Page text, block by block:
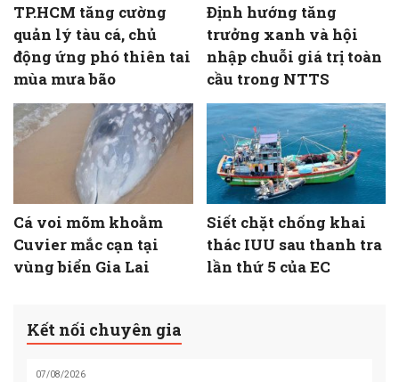
TP.HCM tăng cường
quản lý tàu cá, chủ
động ứng phó thiên tai
mùa mưa bão
Định hướng tăng
trưởng xanh và hội
nhập chuỗi giá trị toàn
cầu trong NTTS
Cá voi mõm khoằm
Cuvier mắc cạn tại
vùng biển Gia Lai
Siết chặt chống khai
thác IUU sau thanh tra
lần thứ 5 của EC
Kết nối chuyên gia
07/08/2026